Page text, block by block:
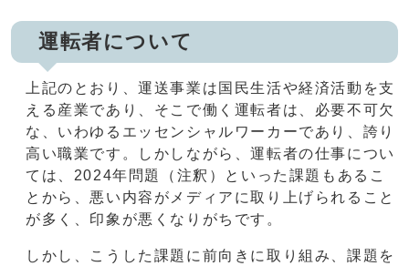
運転者について
上記のとおり、運送事業は国民生活や経済活動を支
える産業であり、そこで働く運転者は、必要不可欠
な、いわゆるエッセンシャルワーカーであり、誇り
高い職業です。しかしながら、運転者の仕事につい
ては、2024年問題（注釈）といった課題もあるこ
とから、悪い内容がメディアに取り上げられること
が多く、印象が悪くなりがちです。
しかし、こうした課題に前向きに取り組み、課題を